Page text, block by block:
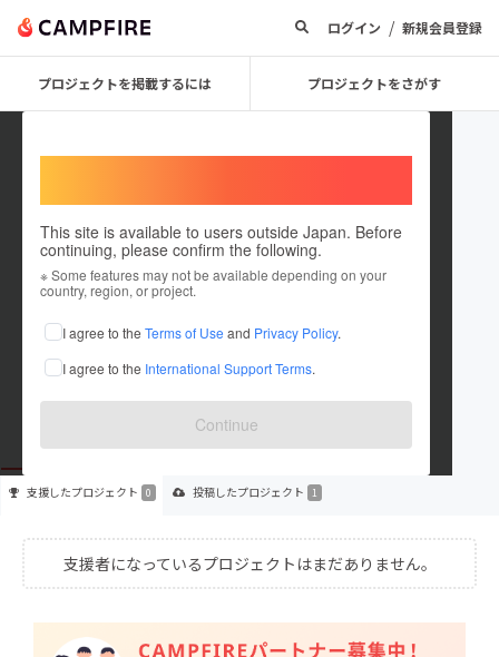
ログイン / 新規会員登録
プロジェクトを掲載するには プロジェクトをさがす
This site is available to users outside Japan. Before
continuing, please confirm the following.
※ Some features may not be available depending on your
country, region, or project.
I agree to the Terms of Use and Privacy Policy.
I agree to the International Support Terms.
Continue
RYOTA112619
これまでに1件のプロジェクトを投稿しています
在住国：未設定
出身国：未設定
支援したプロジェクト 0 投稿したプロジェクト 1
支援者になっているプロジェクトはまだありません。